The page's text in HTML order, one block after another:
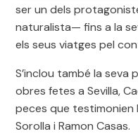
ser un dels
naturalista— fins a la
els seus viatges pel
S’inclou també la seva
obres fetes a Sevilla,
peces que testimonien
Sorolla i Ramon Casas.